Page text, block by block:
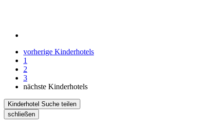
vorherige Kinderhotels
1
2
3
nächste Kinderhotels
Kinderhotel Suche teilen
schließen